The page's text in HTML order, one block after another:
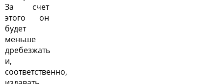
За счет
этого он
будет
меньше
дребезжать
и,
соответственно,